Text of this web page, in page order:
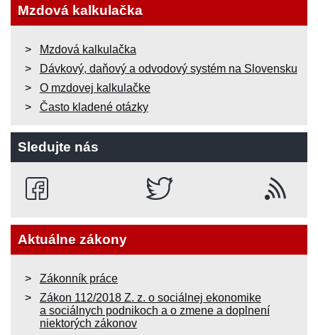
Mzdová kalkulačka
Mzdová kalkulačka
Dávkový, daňový a odvodový systém na Slovensku
O mzdovej kalkulačke
Často kladené otázky
Sledujte nás
Aktuálne zákony
Zákonník práce
Zákon 112/2018 Z. z. o sociálnej ekonomike
a sociálnych podnikoch a o zmene a doplnení
niektorých zákonov